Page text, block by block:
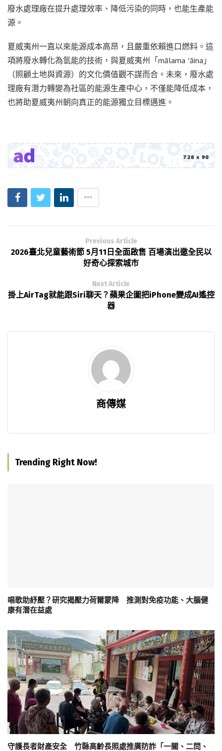
廢水處理廠在提升處理效率、降低污染的同時，也能生產能
源。
夏威夷州一直以來能源成本高昂，且嚴重依賴進口燃料。這
項將廢水轉化為氫能的技術，與夏威夷州「mālama ʻāina」
（照顧土地與資源）的文化價值觀不謀而合。未來，廢水處
理廠有潛力轉變為社區的能源生產中心，不僅能降低成本，
也將助夏威夷州朝向真正的能源獨立目標邁進。
Previous Article
2026臺北兒童藝術節 5月11日全面啟售 百場演出邀全民以
好奇心探索城市
Next Article
掛上AirTag就能跟Siri聊天？蘋果企圖把iPhone變成AI遙控
器
商傳媒
Trending Right Now!
唱歌助紓壓？研究揭壓力荷爾蒙降 推測對免疫功能、大腦健
康有潛在益處
守護長者財產安全 竹縣高齡長照處推廣防詐「一關、二問、